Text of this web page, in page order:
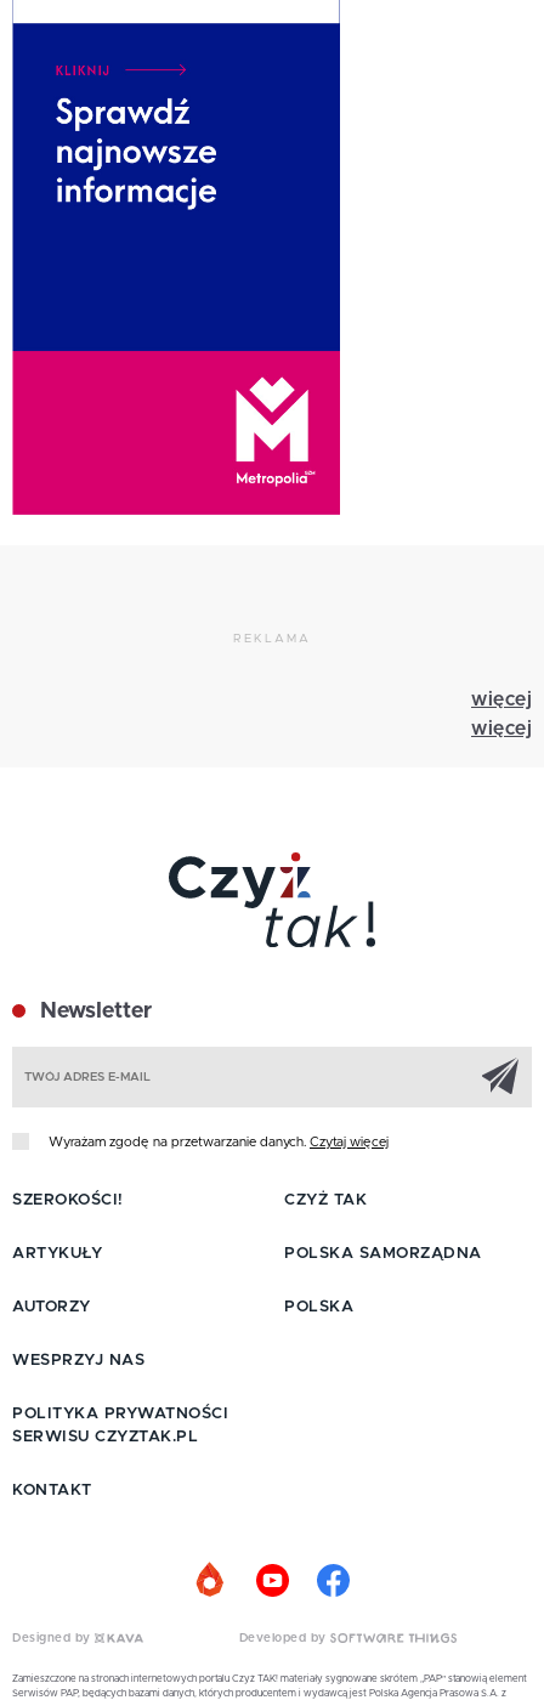
REKLAMA
więcej
więcej
Newsletter
Wyrażam zgodę na przetwarzanie danych. Czytaj więcej
SZEROKOŚCI!
ARTYKUŁY
AUTORZY
CZYŻ TAK
POLSKA SAMORZĄDNA
POLSKA
WESPRZYJ NAS
POLITYKA PRYWATNOŚCI
SERWISU CZYZTAK.PL
KONTAKT
Designed by Developed by
Zamieszczone na stronach internetowych portalu Czyż TAK! materiały sygnowane skrótem „PAP” stanowią element
Serwisów PAP, będących bazami danych, których producentem i wydawcą jest Polska Agencja Prasowa S.A. z